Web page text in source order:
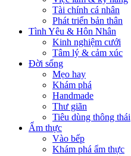
Tài chính cá nhân
Phát triển bản thân
Tình Yêu & Hôn Nhân
Kinh nghiệm cưới
Tâm lý & cảm xúc
Đời sống
Mẹo hay
Khám phá
Handmade
Thư giãn
Tiêu dùng thông thái
Ẩm thực
Vào bếp
Khám phá ẩm thực